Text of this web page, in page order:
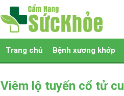
Trang chủ Bệnh xương khớp
Viêm lộ tuyến cổ tử